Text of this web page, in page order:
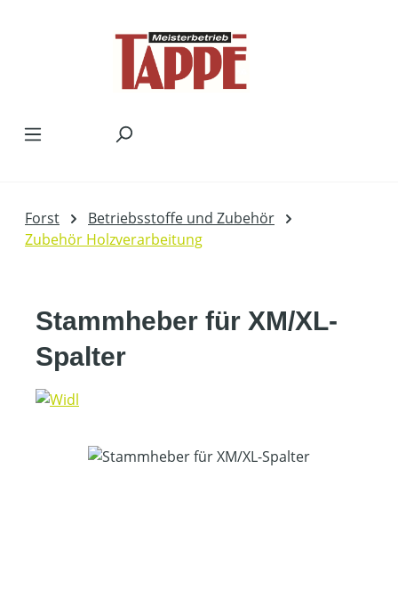
Forst
Betriebsstoffe und Zubehör
Zubehör Holzverarbeitung
Stammheber für XM/XL-
Spalter
Bildergalerie überspringen